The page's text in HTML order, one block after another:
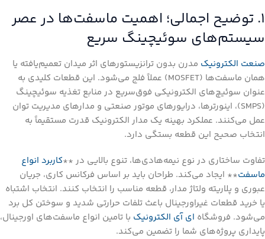
۱. توضیح اجمالی؛ اهمیت ماسفت‌ها در عصر
سیستم‌های سوئیچینگ سریع
صنعت الکترونیک مدرن بدون ترانزیستورهای اثر میدان تعمیم‌یافته یا
همان ماسفت‌ها (MOSFET) عملاً فلج می‌شود. این قطعات کلیدی به
عنوان سوئیچ‌های الکترونیکی فوق‌سریع در منابع تغذیه سوئیچینگ
(SMPS)، اینورترها، درایورهای موتور صنعتی و مدارهای مدیریت توان
عمل می‌کنند. عملکرد بهینه یک مدار الکترونیک قدرت مستقیماً به
انتخاب صحیح این قطعه بستگی دارد.
تفاوت ساختاری در نوع نیمه‌هادی‌ها، تنوع بالایی در **کاربرد انواع
ماسفت** ایجاد می‌کند. طراحان باید بر اساس فرکانس کاری، جریان
عبوری و پلاریته ولتاژ مدار، قطعه مناسب را انتخاب کنند. انتخاب اشتباه
یا خرید قطعات غیراورجینال باعث تلفات حرارتی شدید و سوختن کل برد
می‌شود. فروشگاه ای آی الکترونیک با تامین انواع ماسفت‌های اورجینال،
پایداری پروژه‌های شما را تضمین می‌کند.